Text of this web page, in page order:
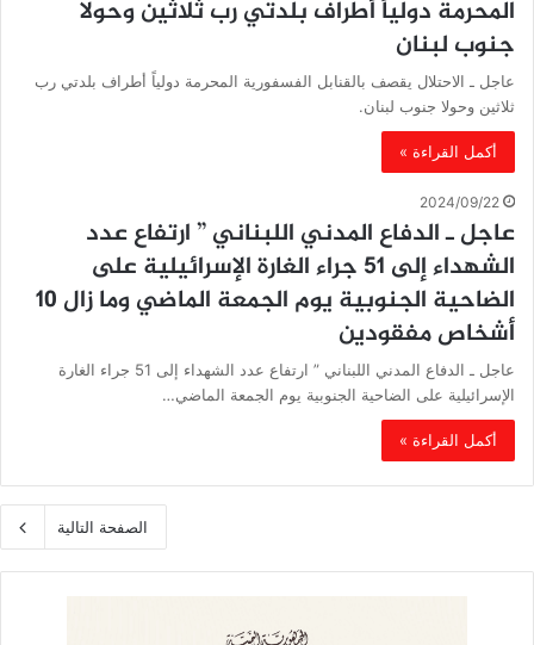
المحرمة دولياً أطراف بلدتي رب ثلاثين وحولا
جنوب لبنان
عاجل ـ الاحتلال يقصف بالقنابل الفسفورية المحرمة دولياً أطراف بلدتي رب
ثلاثين وحولا جنوب لبنان.
أكمل القراءة »
2024/09/22
عاجل ـ الدفاع المدني اللبناني ” ارتفاع عدد
الشهداء إلى 51 جراء الغارة الإسرائيلية على
الضاحية الجنوبية يوم الجمعة الماضي وما زال 10
أشخاص مفقودين
عاجل ـ الدفاع المدني اللبناني ” ارتفاع عدد الشهداء إلى 51 جراء الغارة
الإسرائيلية على الضاحية الجنوبية يوم الجمعة الماضي…
أكمل القراءة »
الصفحة التالية